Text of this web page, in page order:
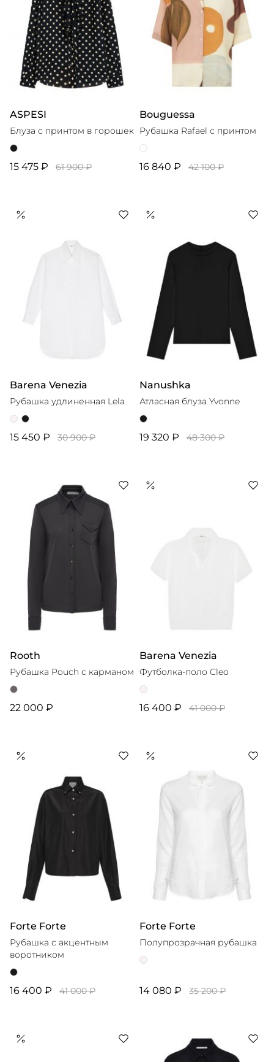
ASPESI
Блуза с принтом в горошек
15 475 ₽ 61 900 ₽
Bouguessa
Рубашка Rafael с принтом
16 840 ₽ 42 100 ₽
Barena Venezia
Рубашка удлиненная Lela
15 450 ₽ 30 900 ₽
Nanushka
Атласная блуза Yvonne
19 320 ₽ 48 300 ₽
Rooth
Рубашка Pouch с карманом
22 000 ₽
Barena Venezia
Футболка-поло Cleo
16 400 ₽ 41 000 ₽
Forte Forte
Рубашка с акцентным
воротником
16 400 ₽ 41 000 ₽
Forte Forte
Полупрозрачная рубашка
14 080 ₽ 35 200 ₽